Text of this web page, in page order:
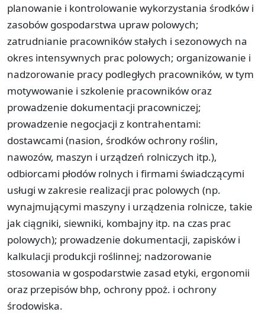
planowanie i kontrolowanie wykorzystania środków i
zasobów gospodarstwa upraw polowych;
zatrudnianie pracowników stałych i sezonowych na
okres intensywnych prac polowych; organizowanie i
nadzorowanie pracy podległych pracowników, w tym
motywowanie i szkolenie pracowników oraz
prowadzenie dokumentacji pracowniczej;
prowadzenie negocjacji z kontrahentami:
dostawcami (nasion, środków ochrony roślin,
nawozów, maszyn i urządzeń rolniczych itp.),
odbiorcami płodów rolnych i firmami świadczącymi
usługi w zakresie realizacji prac polowych (np.
wynajmującymi maszyny i urządzenia rolnicze, takie
jak ciągniki, siewniki, kombajny itp. na czas prac
polowych); prowadzenie dokumentacji, zapisków i
kalkulacji produkcji roślinnej; nadzorowanie
stosowania w gospodarstwie zasad etyki, ergonomii
oraz przepisów bhp, ochrony ppoż. i ochrony
środowiska.